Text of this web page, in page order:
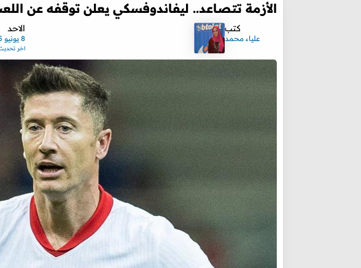
الأزمة تتصاعد.. ليفاندوفسكي يعلن توقفه عن
كتب
علياء محمد
الاحد
8 يونيو 2025 ,10:53 م
اخر